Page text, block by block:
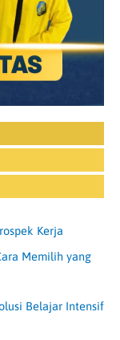
Kerja
Memilih yang
Belajar Intensif